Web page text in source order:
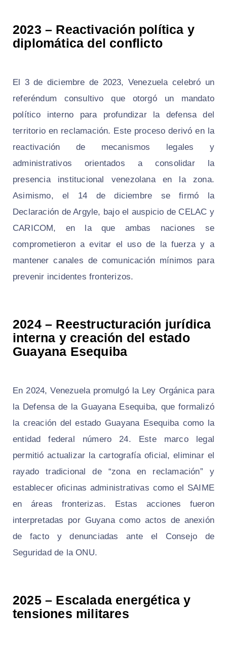
2023 – Reactivación política y
diplomática del conflicto
El 3 de diciembre de 2023, Venezuela celebró un
referéndum consultivo que otorgó un mandato
político interno para profundizar la defensa del
territorio en reclamación. Este proceso derivó en la
reactivación de mecanismos legales y
administrativos orientados a consolidar la
presencia institucional venezolana en la zona.
Asimismo, el 14 de diciembre se firmó la
Declaración de Argyle, bajo el auspicio de CELAC y
CARICOM, en la que ambas naciones se
comprometieron a evitar el uso de la fuerza y a
mantener canales de comunicación mínimos para
prevenir incidentes fronterizos.
2024 – Reestructuración jurídica
interna y creación del estado
Guayana Esequiba
En 2024, Venezuela promulgó la Ley Orgánica para
la Defensa de la Guayana Esequiba, que formalizó
la creación del estado Guayana Esequiba como la
entidad federal número 24. Este marco legal
permitió actualizar la cartografía oficial, eliminar el
rayado tradicional de “zona en reclamación” y
establecer oficinas administrativas como el SAIME
en áreas fronterizas. Estas acciones fueron
interpretadas por Guyana como actos de anexión
de facto y denunciadas ante el Consejo de
Seguridad de la ONU.
2025 – Escalada energética y
tensiones militares